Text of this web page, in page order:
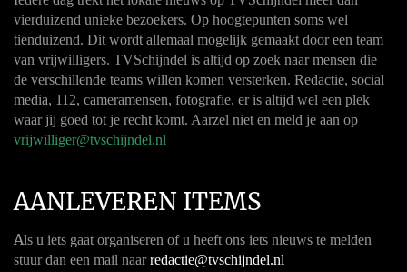
vierduizend unieke bezoekers. Op hoogtepunten soms wel
tienduizend. Dit wordt allemaal mogelijk gemaakt door een team
van vrijwilligers. TVSchijndel is altijd op zoek naar mensen die
de verschillende teams willen komen versterken. Redactie, social
media, 112, cameramensen, fotografie, er is altijd wel een plek
waar jij goed tot je recht komt. Aarzel niet en meld je aan op
vrijwilliger@tvschijndel.nl
AANLEVEREN ITEMS
Als u iets gaat organiseren of u heeft ons iets nieuws te melden
stuur dan een mail naar redactie@tvschijndel.nl